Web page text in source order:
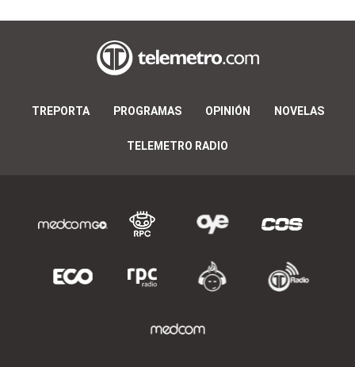
TREPORTA PROGRAMAS OPINIÓN NOVELAS
TELEMETRO RADIO